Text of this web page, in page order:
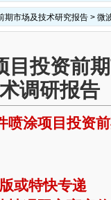
期市场及技术研究报告> 微
目投资前
术调研报告
喷涂项目投资
或特快专递